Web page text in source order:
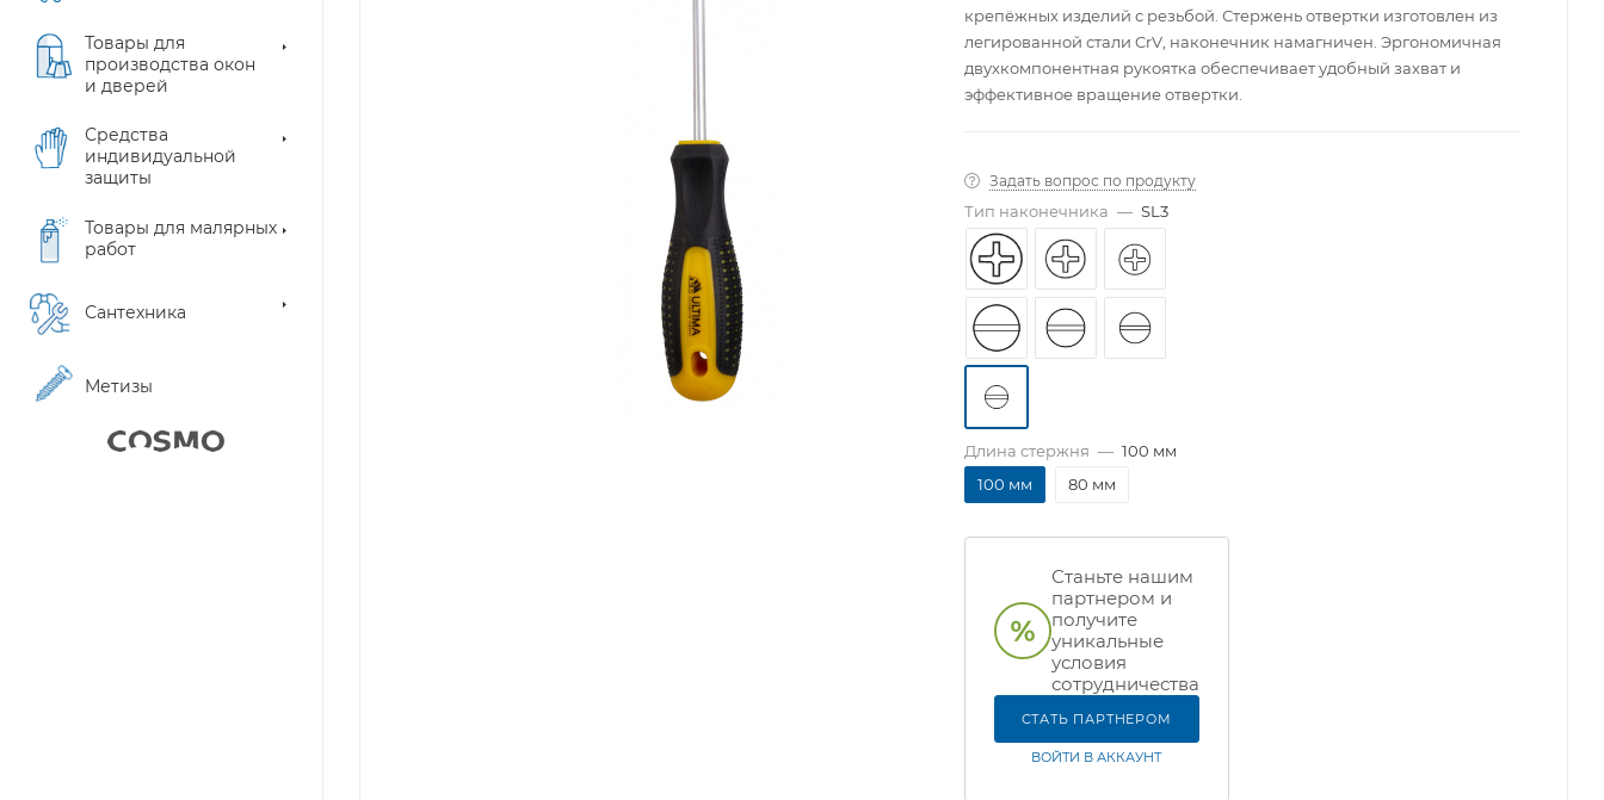
Товары для
производства окон
и дверей
Средства
индивидуальной
защиты
Товары для малярных
работ
Сантехника
Метизы
крепёжных изделий с резьбой. Стержень отвертки изготовлен из
легированной стали CrV, наконечник намагничен. Эргономичная
двухкомпонентная рукоятка обеспечивает удобный захват и
эффективное вращение отвертки.
Задать вопрос по продукту
Тип наконечника — SL3
Длина стержня — 100 мм
100 мм
80 мм
Станьте нашим
партнером и
получите
уникальные
условия
сотрудничества
СТАТЬ ПАРТНЕРОМ
ВОЙТИ В АККАУНТ